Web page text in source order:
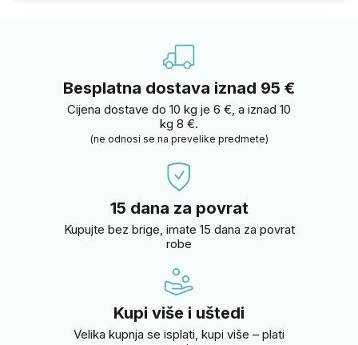
Besplatna dostava iznad 95 €
Cijena dostave do 10 kg je 6 €, a iznad 10
kg 8 €.
(ne odnosi se na prevelike predmete)
15 dana za povrat
Kupujte bez brige, imate 15 dana za povrat
robe
Kupi više i uštedi
Velika kupnja se isplati, kupi više – plati